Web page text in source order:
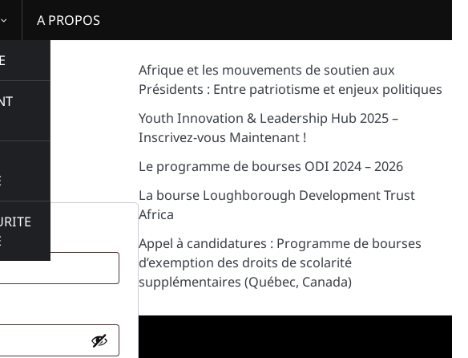
A PROPOS
Afrique et les mouvements de soutien aux
Présidents : Entre patriotisme et enjeux politiques
Youth Innovation & Leadership Hub 2025 –
Inscrivez-vous Maintenant !
Le programme de bourses ODI 2024 – 2026
La bourse Loughborough Development Trust
Africa
Appel à candidatures : Programme de bourses
d’exemption des droits de scolarité
supplémentaires (Québec, Canada)